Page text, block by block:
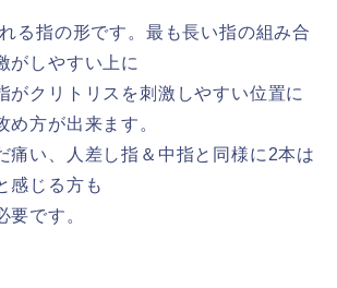
る指の形です。最も長い指の組み合
がしやすい上に
がクリトリスを刺激しやすい位置に
め方が出来ます。
痛い、人差し指＆中指と同様に2本は
感じる方も
要です。